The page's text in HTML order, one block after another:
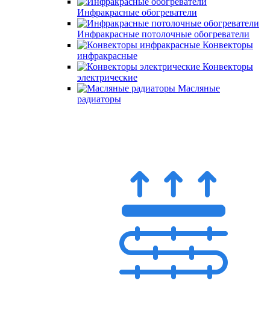
Инфракрасные обогреватели
Инфракрасные потолочные обогреватели
Конвекторы
инфракрасные
Конвекторы
электрические
Масляные
радиаторы